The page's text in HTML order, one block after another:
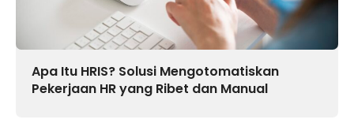
Apa Itu HRIS? Solusi Mengotomatiskan
Pekerjaan HR yang Ribet dan Manual